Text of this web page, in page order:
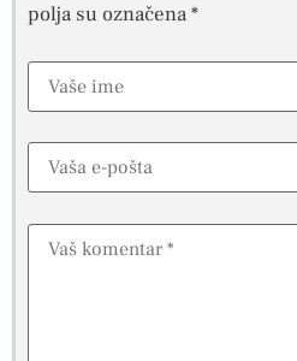
polja su označena*